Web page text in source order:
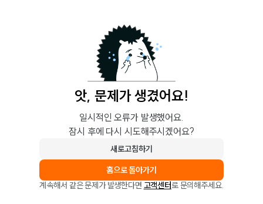
앗, 문제가 생겼어요!
일시적인 오류가 발생했어요.
잠시 후에 다시 시도해주시겠어요?
새로고침하기
홈으로 돌아가기
계속해서 같은 문제가 발생한다면 고객센터로 문의해주세요.